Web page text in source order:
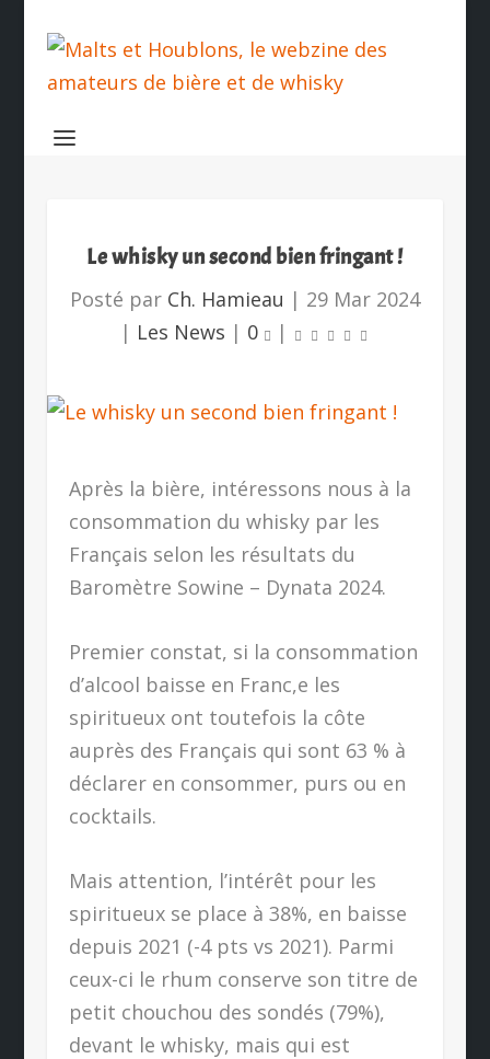
Le whisky un second bien fringant !
Posté par Ch. Hamieau | 29 Mar 2024
| Les News | 0 |
Après la bière, intéressons nous à la
consommation du whisky par les
Français selon les résultats du
Baromètre Sowine – Dynata 2024.
Premier constat, si la consommation
d’alcool baisse en Franc,e les
spiritueux ont toutefois la côte
auprès des Français qui sont 63 % à
déclarer en consommer, purs ou en
cocktails.
Mais attention, l’intérêt pour les
spiritueux se place à 38%, en baisse
depuis 2021 (-4 pts vs 2021). Parmi
ceux-ci le rhum conserve son titre de
petit chouchou des sondés (79%),
devant le whisky, mais qui est